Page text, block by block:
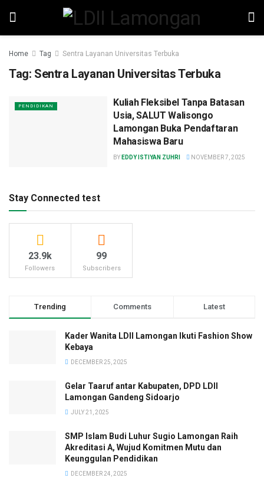
Home Tag Sentra Layanan Universitas Terbuka
Tag: Sentra Layanan Universitas Terbuka
PENDIDIKAN
Kuliah Fleksibel Tanpa Batasan
Usia, SALUT Walisongo
Lamongan Buka Pendaftaran
Mahasiswa Baru
BY EDDY ISTIYAN ZUHRI NOVEMBER 7, 2025
Stay Connected test
23.9k
Followers
99
Subscribers
Trending Comments Latest
Kader Wanita LDII Lamongan Ikuti Fashion Show
Kebaya
DECEMBER 25, 2025
Gelar Taaruf antar Kabupaten, DPD LDII
Lamongan Gandeng Sidoarjo
JULY 21, 2025
SMP Islam Budi Luhur Sugio Lamongan Raih
Akreditasi A, Wujud Komitmen Mutu dan
Keunggulan Pendidikan
DECEMBER 24, 2025